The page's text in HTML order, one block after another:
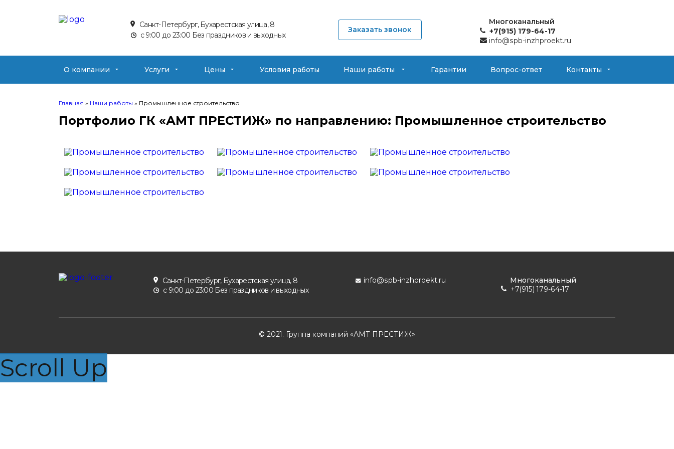
Санкт-Петербург, Бухарестская улица, 8
с 9:00 до 23:00 Без праздников и выходных
Заказать звонок
Многоканальный
+7(915) 179-64-17
info@spb-inzhproekt.ru
О компании Услуги Цены Условия работы Наши работы Гарантии Вопрос-ответ Контакты
Главная » Наши работы » Промышленное строительство
Портфолио ГК «АМТ ПРЕСТИЖ» по направлению: Промышленное строительство
Санкт-Петербург, Бухарестская улица, 8
с 9:00 до 23:00 Без праздников и выходных
info@spb-inzhproekt.ru
Многоканальный
+7(915) 179-64-17
© 2021. Группа компаний «АМТ ПРЕСТИЖ»
Scroll Up